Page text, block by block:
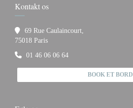
Kontakt os
69 Rue Caulaincourt,
75018 Paris((åbner i et nyt vindue))
01 46 06 06 64
BOOK ET BORD